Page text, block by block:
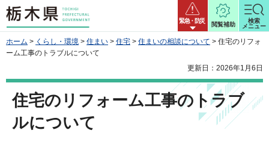
栃木県 緊急・防災
閲覧補助
検索
メニュー
ホーム > くらし・環境 > 住まい > 住宅 > 住まいの相談について > 住宅のリフォ
ーム工事のトラブルについて
更新日：2026年1月6日
住宅のリフォーム工事のトラブ
ルについて